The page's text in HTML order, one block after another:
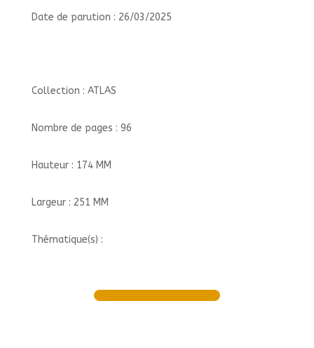
Date de parution : 26/03/2025
Collection : ATLAS
Nombre de pages : 96
Hauteur : 174 MM
Largeur : 251 MM
Thématique(s) :